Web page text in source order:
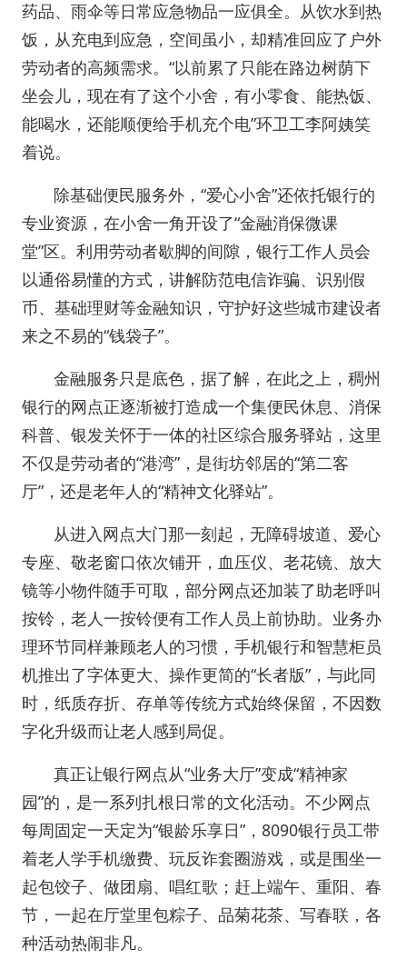
药品、雨伞等日常应急物品一应俱全。从饮水到热
饭，从充电到应急，空间虽小，却精准回应了户外
劳动者的高频需求。“以前累了只能在路边树荫下
坐会儿，现在有了这个小舍，有小零食、能热饭、
能喝水，还能顺便给手机充个电”环卫工李阿姨笑
着说。
除基础便民服务外，“爱心小舍”还依托银行的
专业资源，在小舍一角开设了“金融消保微课
堂”区。利用劳动者歇脚的间隙，银行工作人员会
以通俗易懂的方式，讲解防范电信诈骗、识别假
币、基础理财等金融知识，守护好这些城市建设者
来之不易的“钱袋子”。
金融服务只是底色，据了解，在此之上，稠州
银行的网点正逐渐被打造成一个集便民休息、消保
科普、银发关怀于一体的社区综合服务驿站，这里
不仅是劳动者的“港湾”，是街坊邻居的“第二客
厅”，还是老年人的“精神文化驿站”。
从进入网点大门那一刻起，无障碍坡道、爱心
专座、敬老窗口依次铺开，血压仪、老花镜、放大
镜等小物件随手可取，部分网点还加装了助老呼叫
按铃，老人一按铃便有工作人员上前协助。业务办
理环节同样兼顾老人的习惯，手机银行和智慧柜员
机推出了字体更大、操作更简的“长者版”，与此同
时，纸质存折、存单等传统方式始终保留，不因数
字化升级而让老人感到局促。
真正让银行网点从“业务大厅”变成“精神家
园”的，是一系列扎根日常的文化活动。不少网点
每周固定一天定为“银龄乐享日”，8090银行员工带
着老人学手机缴费、玩反诈套圈游戏，或是围坐一
起包饺子、做团扇、唱红歌；赶上端午、重阳、春
节，一起在厅堂里包粽子、品菊花茶、写春联，各
种活动热闹非凡。